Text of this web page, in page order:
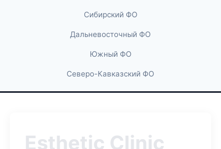
Сибирский ФО
Дальневосточный ФО
Южный ФО
Северо-Кавказский ФО
Esthetic Clinic